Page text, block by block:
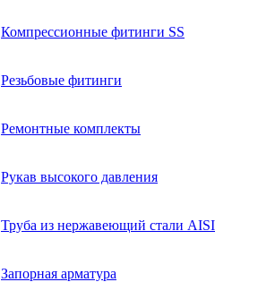
Компрессионные фитинги SS
Резьбовые фитинги
Ремонтные комплекты
Рукав высокого давления
Труба из нержавеющий стали AISI
Запорная арматура